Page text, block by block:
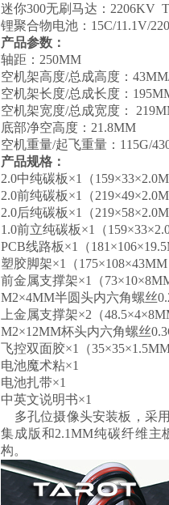
迷你300无刷马达：2206KV
锂聚合物电池：15C/11.1V/
产品参数：
轴距：250MM
空机架高度/总成高度：
空机架长度/总成长度：
空机架宽度/总成宽度：
底部净空高度：21.8MM
空机重量/起飞重量：115G/
产品规格：
2.0中纯碳板×1（
2.0前纯碳板×1（
2.0后纯碳板×1（
1.0前立纯碳板×1（
PCB线路板×1（
塑胶脚架×1（
前金属支撑架×1（
M2×4MM半圆头内六角螺丝
上金属支撑架×2（
M2×12MM杯头内六角螺丝
飞控双面胶×1（
电池魔术粘×1
电池扎带×1
中英文说明书×1
多孔位摄像头安装板，采
集成版和2.1MM纯碳纤维主
构。